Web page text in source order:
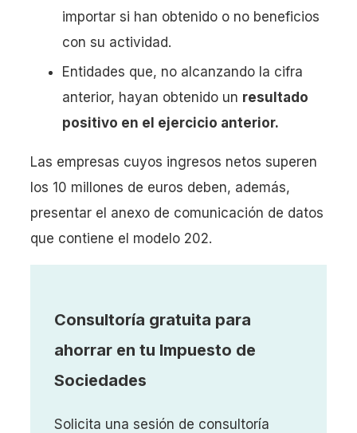
importar si han obtenido o no beneficios
con su actividad.
Entidades que, no alcanzando la cifra
anterior, hayan obtenido un resultado
positivo en el ejercicio anterior.
Las empresas cuyos ingresos netos superen
los 10 millones de euros deben, además,
presentar el anexo de comunicación de datos
que contiene el modelo 202.
Consultoría gratuita para
ahorrar en tu Impuesto de
Sociedades
Solicita una sesión de consultoría